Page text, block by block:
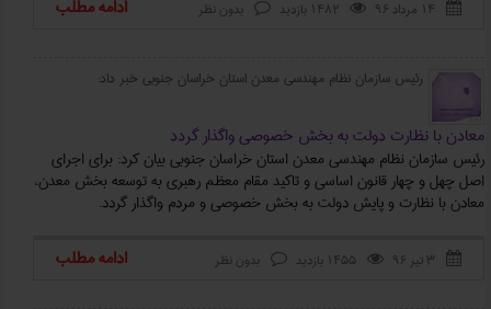
 ۱۴ مرداد ۹۶  1482 بازدید  بدون نظر ادامه مطلب
رئیس سازمان نظام مهندسی معدن استان خراسان جنوبی خبر داد:
معادن با نظارت دولت به بخش خصوصی واگذار گردد
رئیس سازمان نظام مهندسی معدن استان خراسان جنوبی بیان کرد: برای اجرای
اصل چهل و چهار قانون اساسی و تاکید مقام معظم رهبری به توسعه بخش معدن،
معادن با نظارت و پایش دولت به بخش خصوصی و مردم واگذار گردد.
 ۳ تیر ۹۶  1455 بازدید  بدون نظر ادامه مطلب